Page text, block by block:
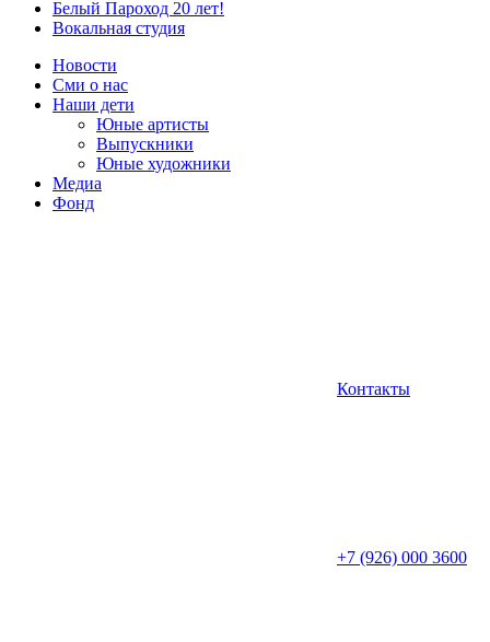
Белый Пароход 20 лет!
Вокальная студия
Новости
Сми о нас
Наши дети
Юные артисты
Выпускники
Юные художники
Медиа
Фонд
Контакты
+7 (926) 000 3600